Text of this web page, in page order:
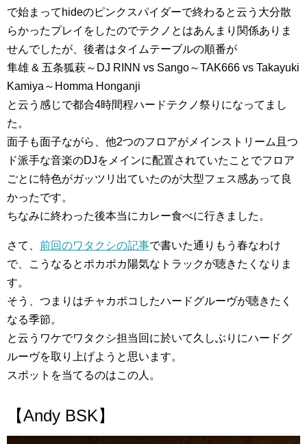
で始まってhideのピンクスパイダーで終わると云う大分散
らかったプレイをしたのでテクノとはあんまり関係ありま
せんでしたが、後者はタイムテーブルの順番が
隼雄 & 五条狐萩～DJ RINN vs Sango～TAK666 vs Takayuki
Kamiya～Homma Honganji
と云う感じで都合4時間程ハードテクノ祭りになってまし
た。
面子も面子ながら、他2つのフロアがメインストリーム且つ
ド派手な音楽のDJをメインに配置されていたことでフロア
ごとに特色がガッツリ出ていたのが大型フェス感あって良
かったです。
ちなみに終わった後本当にカレー食べに行きました。
さて、 前回のワタクシの記事で書いた通りもう春なわけ
で、こうなるとポカポカ陽気なトラックが聴きたくなりま
す。
そう、つまりはチャカポコしたハードグルーヴが聴きたく
なる季節。
と云うワケでワタクシ担当回に於いて久しぶりにハードグ
ルーヴを取り上げようと思います。
スポットを当てるのはこの人。
【Andy BSK】